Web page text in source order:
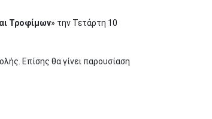
Τροφίμων» την Τετάρτη 10
Επίσης θα γίνει παρουσίαση